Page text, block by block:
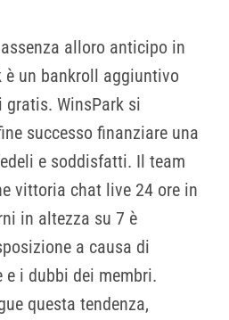
alloro anticipo in
è un bankroll aggiuntivo
WinsPark si
successo finanziare una
e soddisfatti. Il team
vittoria chat live 24 ore in
in altezza su 7 è
a causa di
e i dubbi dei membri.
questa tendenza,